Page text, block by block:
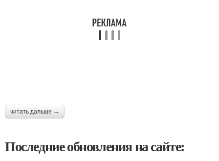
читать дальше →
Последние обновления на сайте: